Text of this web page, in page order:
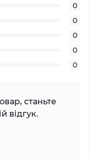
0
0
0
0
0
станьте
відгук.